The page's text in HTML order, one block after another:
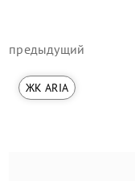
предыдущий
ЖК ARIA